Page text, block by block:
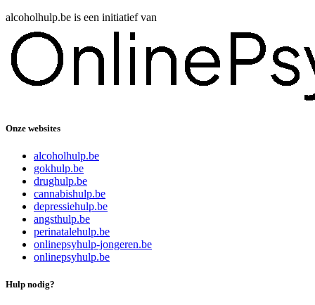
alcoholhulp.be is een initiatief van
Onze websites
alcoholhulp.be
gokhulp.be
drughulp.be
cannabishulp.be
depressiehulp.be
angsthulp.be
perinatalehulp.be
onlinepsyhulp-jongeren.be
onlinepsyhulp.be
Hulp nodig?